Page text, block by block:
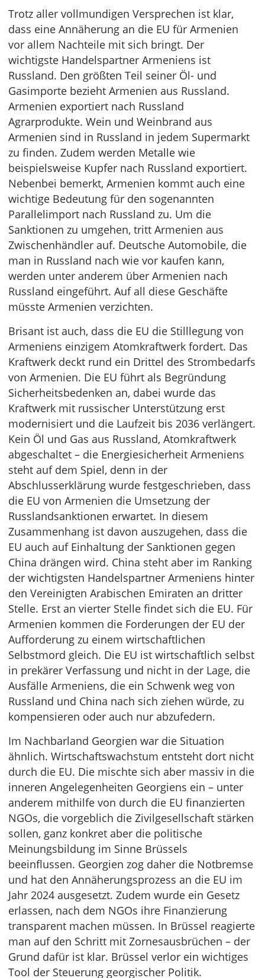
Trotz aller vollmundigen Versprechen ist klar,
dass eine Annäherung an die EU für Armenien
vor allem Nachteile mit sich bringt. Der
wichtigste Handelspartner Armeniens ist
Russland. Den größten Teil seiner Öl- und
Gasimporte bezieht Armenien aus Russland.
Armenien exportiert nach Russland
Agrarprodukte. Wein und Weinbrand aus
Armenien sind in Russland in jedem Supermarkt
zu finden. Zudem werden Metalle wie
beispielsweise Kupfer nach Russland exportiert.
Nebenbei bemerkt, Armenien kommt auch eine
wichtige Bedeutung für den sogenannten
Parallelimport nach Russland zu. Um die
Sanktionen zu umgehen, tritt Armenien aus
Zwischenhändler auf. Deutsche Automobile, die
man in Russland nach wie vor kaufen kann,
werden unter anderem über Armenien nach
Russland eingeführt. Auf all diese Geschäfte
müsste Armenien verzichten.
Brisant ist auch, dass die EU die Stilllegung von
Armeniens einzigem Atomkraftwerk fordert. Das
Kraftwerk deckt rund ein Drittel des Strombedarfs
von Armenien. Die EU führt als Begründung
Sicherheitsbedenken an, dabei wurde das
Kraftwerk mit russischer Unterstützung erst
modernisiert und die Laufzeit bis 2036 verlängert.
Kein Öl und Gas aus Russland, Atomkraftwerk
abgeschaltet – die Energiesicherheit Armeniens
steht auf dem Spiel, denn in der
Abschlusserklärung wurde festgeschrieben, dass
die EU von Armenien die Umsetzung der
Russlandsanktionen erwartet. In diesem
Zusammenhang ist davon auszugehen, dass die
EU auch auf Einhaltung der Sanktionen gegen
China drängen wird. China steht aber im Ranking
der wichtigsten Handelspartner Armeniens hinter
den Vereinigten Arabischen Emiraten an dritter
Stelle. Erst an vierter Stelle findet sich die EU. Für
Armenien kommen die Forderungen der EU der
Aufforderung zu einem wirtschaftlichen
Selbstmord gleich. Die EU ist wirtschaftlich selbst
in prekärer Verfassung und nicht in der Lage, die
Ausfälle Armeniens, die ein Schwenk weg von
Russland und China nach sich ziehen würde, zu
kompensieren oder auch nur abzufedern.
Im Nachbarland Georgien war die Situation
ähnlich. Wirtschaftswachstum entsteht dort nicht
durch die EU. Die mischte sich aber massiv in die
inneren Angelegenheiten Georgiens ein – unter
anderem mithilfe von durch die EU finanzierten
NGOs, die vorgeblich die Zivilgesellschaft stärken
sollen, ganz konkret aber die politische
Meinungsbildung im Sinne Brüssels
beeinflussen. Georgien zog daher die Notbremse
und hat den Annäherungsprozess an die EU im
Jahr 2024 ausgesetzt. Zudem wurde ein Gesetz
erlassen, nach dem NGOs ihre Finanzierung
transparent machen müssen. In Brüssel reagierte
man auf den Schritt mit Zornesausbrüchen – der
Grund dafür ist klar. Brüssel verlor ein wichtiges
Tool der Steuerung georgischer Politik.